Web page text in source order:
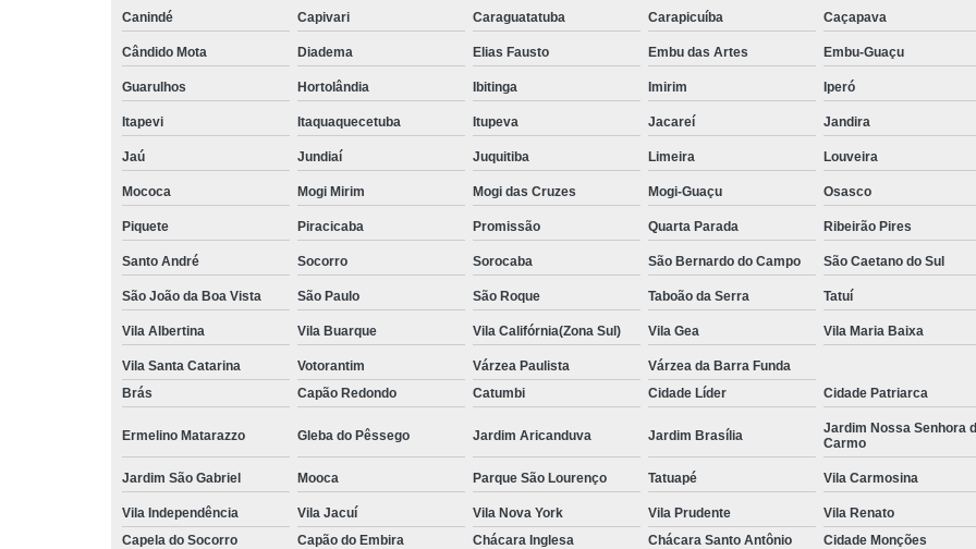
Locação de Toalha de Banho e Rosto
Locação de Toalha de Banho Grande São
Locação de Toalha de Banho Industrial
Aluguel de Toalha Branca Manicure
Aluguel de Toalha para Manicure
Locação de Toalha de Manicure Branca
Locação de Toalha para Manicure
Locação de Toalha para Pedicure
Locação de Toalhas de
Locação de Toalhas de Manicure São
Locação de Toalha Branca de Rosto
Locação de Toalha de Rosto
Locação de Toalha de Rosto e Banho
Locação de Toalha de Rosto para Salão
Locação de Toalha de Rosto São
Canindé Capivari Caraguatatuba Carapicuíba Caçapava
Cândido Mota Diadema Elias Fausto Embu das Artes Embu-Guaçu
Guarulhos Hortolândia Ibitinga Imirim Iperó
Itapevi Itaquaquecetuba Itupeva Jacareí Jandira
Jaú Jundiaí Juquitiba Limeira Louveira
Mococa Mogi Mirim Mogi das Cruzes Mogi-Guaçu Osasco
Piquete Piracicaba Promissão Quarta Parada Ribeirão Pires
Santo André Socorro Sorocaba São Bernardo do Campo São Caetano do Sul
São João da Boa Vista São Paulo São Roque Taboão da Serra Tatuí
Vila Albertina Vila Buarque Vila Califórnia(Zona Sul) Vila Gea Vila Maria Baixa
Vila Santa Catarina Votorantim Várzea Paulista
Várzea da Barra Funda
Brás
Capão Redondo Catumbi Cidade Líder Cidade Patriarca
Ermelino Matarazzo Gleba do Pêssego Jardim Aricanduva Jardim Brasília
Jardim Nossa Senhora
Carmo
Jardim São Gabriel Mooca Parque São Lourenço Tatuapé Vila Carmosina
Vila Independência Vila Jacuí Vila Nova York Vila Prudente Vila Renato
Capela do Socorro
Capão do Embira Chácara Inglesa Chácara Santo Antônio Cidade Monções